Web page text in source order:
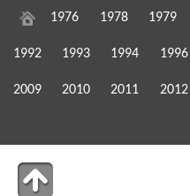
1976 1978 1979
1992 1993 1994 1996
2009 2010 2011 2012